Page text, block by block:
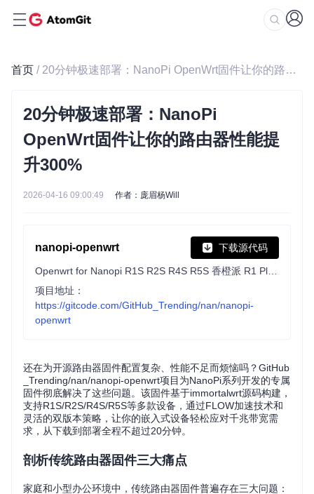
首页 / 20分钟极速部署：NanoPi OpenWrt固件让你的路由器性能提升300%
20分钟极速部署：NanoPi
OpenWrt固件让你的路由器性能提
升300%
2026-04-16 09:00:49 作者：庞眉杨Will
nanopi-openwrt 下载源代码
项目地址：
https://gitcode.com/GitHub_Trending/nan/nanopi-
openwrt
还在为开源路由器固件配置复杂、性能不足而烦恼吗？GitHub
_Trending/nan/nanopi-openwrt项目为NanoPi系列开发的专属
固件彻底解决了这些问题。该固件基于immortalwrt源码构建，
支持R1S/R2S/R4S/R5S等多款设备，通过FLOW加速技术和
灵活的双版本策略，让你的嵌入式设备轻松应对千兆带宽需
求，从下载到部署全程不超过20分钟。
剖析传统路由器固件三大痛点
家庭和小型办公环境中，传统路由器固件普遍存在三大问题：